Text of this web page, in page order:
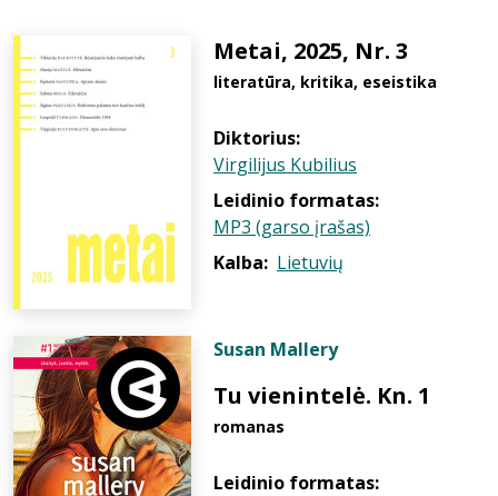
Metai, 2025, Nr. 3
literatūra, kritika, eseistika
Diktorius:
Virgilijus Kubilius
Leidinio formatas:
MP3 (garso įrašas)
Kalba: Lietuvių
Susan Mallery
Tu vienintelė. Kn. 1
romanas
Leidinio formatas: